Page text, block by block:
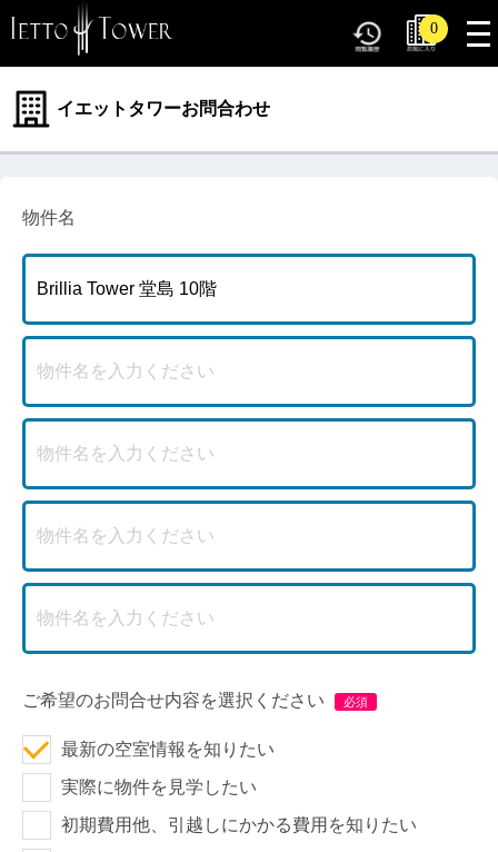
0
イエットタワーお問合わせ
物件名
ご希望のお問合せ内容を選択ください
最新の空室情報を知りたい
実際に物件を見学したい
初期費用他、引越しにかかる費用を知りたい